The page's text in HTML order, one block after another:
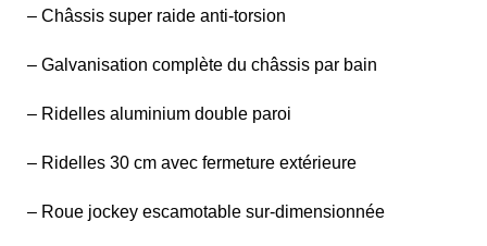
– Châssis super raide anti-torsion
– Galvanisation complète du châssis par bain
– Ridelles aluminium double paroi
– Ridelles 30 cm avec fermeture extérieure
– Roue jockey escamotable sur-dimensionnée